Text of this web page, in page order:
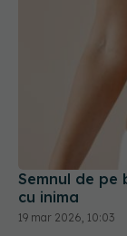
Semnul de
cu inima
19 mar 2026, 10:03